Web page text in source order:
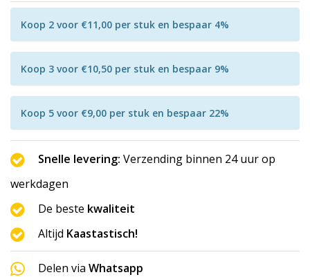
Koop 2 voor €11,00 per stuk en bespaar 4%
Koop 3 voor €10,50 per stuk en bespaar 9%
Koop 5 voor €9,00 per stuk en bespaar 22%
Snelle levering: Verzending binnen 24 uur op
werkdagen
De beste kwaliteit
Altijd Kaastastisch!
Delen via Whatsapp